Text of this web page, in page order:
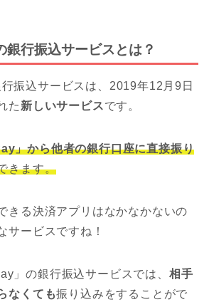
銀行振込サービスとは？
振込サービスは、2019年12月9日
た 新しいサービスです。
」から他者の銀行口座に直接振り
きます。
きる決済アプリはなかなかないの
サービスですね！
」の銀行振込サービスでは、 相手
なくても振り込みをすることがで